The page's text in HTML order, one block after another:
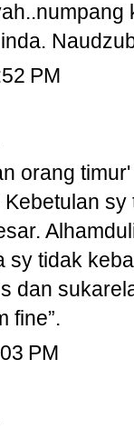
PM
orang
sy tidak
dan
fine”.
PM